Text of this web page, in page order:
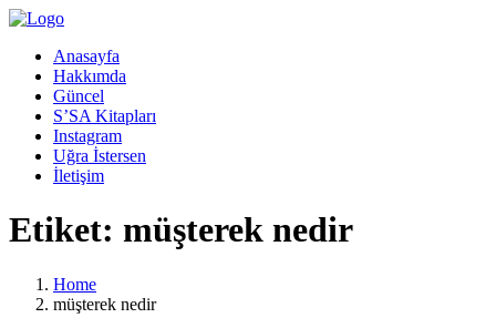
Anasayfa
Hakkımda
Güncel
S’SA Kitapları
Instagram
Uğra İstersen
İletişim
Etiket: müşterek nedir
Home
müşterek nedir